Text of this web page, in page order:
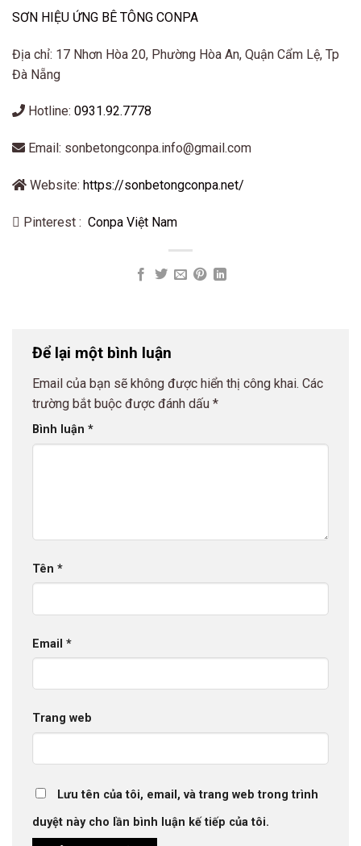
SƠN HIỆU ỨNG BÊ TÔNG CONPA
Địa chỉ: 17 Nhơn Hòa 20, Phường Hòa An, Quận Cẩm Lệ, Tp
Đà Nẵng
Hotline: 0931.92.7778
Email: sonbetongconpa.info@gmail.com
Website: https://sonbetongconpa.net/
Pinterest : Conpa Việt Nam
Để lại một bình luận
Email của bạn sẽ không được hiển thị công khai. Các
trường bắt buộc được đánh dấu *
Bình luận *
Tên *
Email *
Trang web
Lưu tên của tôi, email, và trang web trong trình
duyệt này cho lần bình luận kế tiếp của tôi.